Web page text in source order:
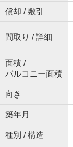
償却 / 敷引
間取り / 詳細
面積 /
バルコニー面積
向き
築年月
種別 / 構造